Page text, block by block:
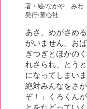
著・絵/なかや みわ
発行/童心社
あさ、めがさめ
がいません。お
ぎつぎとほかの
れさられ、とう
になってしまい
絶対みんなをさ
ぞ！」くろくん
とをたどってい